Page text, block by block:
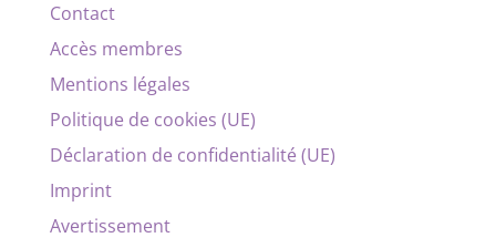
Contact
Accès membres
Mentions légales
Politique de cookies (UE)
Déclaration de confidentialité (UE)
Imprint
Avertissement